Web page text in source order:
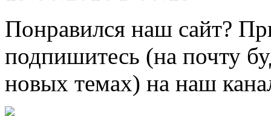
Понравился наш сайт?
подпишитесь (на почту
новых темах) на наш